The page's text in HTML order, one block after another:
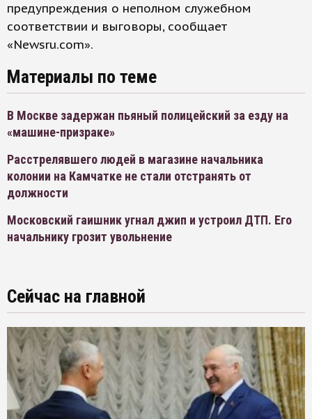
предупреждения о неполном служебном
соответствии и выговоры, сообщает
«Newsru.com».
Материалы по теме
В Москве задержан пьяный полицейский за езду на
«машине-призраке»
Расстрелявшего людей в магазине начальника
колонии на Камчатке не стали отстранять от
должности
Московский гаишник угнал джип и устроил ДТП. Его
начальнику грозит увольнение
Сейчас на главной